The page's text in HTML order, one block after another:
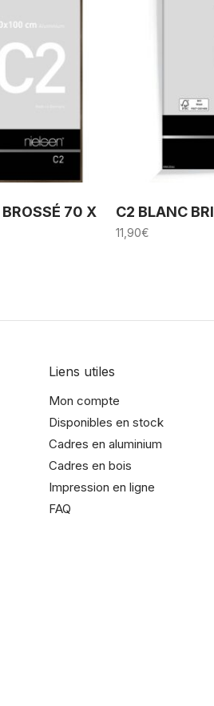
70 X
C2 BLANC
11,90€
Liens utiles
Mon compte
Disponibles en stock
Cadres en aluminium
Cadres en bois
Impression en ligne
FAQ